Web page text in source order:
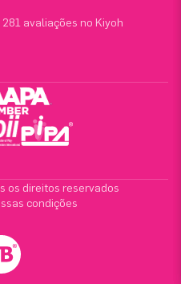
avaliações no Kiyoh
os direitos reservados
condições